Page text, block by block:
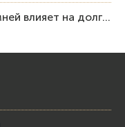
Как твердость драгоценных камней влияет на долговечность ювелирных изделий